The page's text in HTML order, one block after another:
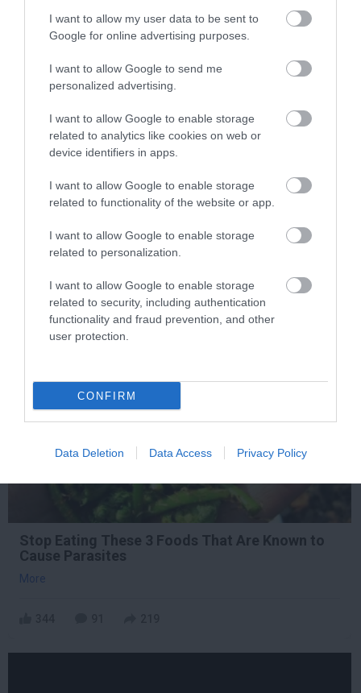
I want to allow my user data to be sent to
Google for online advertising purposes.
I want to allow Google to send me
personalized advertising.
I want to allow Google to enable storage
related to analytics like cookies on web or
device identifiers in apps.
I want to allow Google to enable storage
related to functionality of the website or app.
I want to allow Google to enable storage
related to personalization.
I want to allow Google to enable storage
related to security, including authentication
functionality and fraud prevention, and other
user protection.
CONFIRM
Data Deletion Data Access Privacy Policy
3 h 5 min
Die Instantly
498 37 133
Stop Eating These 3 Foods That Are Known to
Cause Parasites
More